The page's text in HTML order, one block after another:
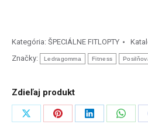
55
na
sedenie
Kategória: ŠPECIÁLNE FITLOPTY
Značky:
Ledragomma Fitness
Zdieľaj produkt
ZdieľaťZdieľaťZdieľať